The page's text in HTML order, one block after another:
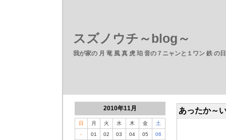
スズノウチ～blog～
我が家の 月 竜 風 真 虎 珀 音の７ニャンと１ワン 鉄 の
2010年11月
日 月 火 水 木 金
土
-
01 02 03 04 05
06
あったか～